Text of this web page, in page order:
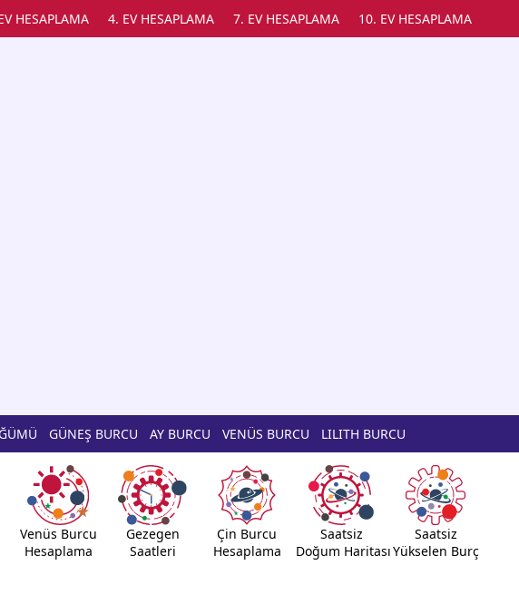
HESAPLAMA 4. EV HESAPLAMA 7. EV HESAPLAMA 10. EV HESAPLAMA
GÜNEŞ BURCU AY BURCU VENÜS BURCU LILITH BURCU
Venüs Burcu
Hesaplama
Gezegen
Saatleri
Çin Burcu
Hesaplama
Saatsiz
Doğum Haritası
Saatsiz
Yükselen Burç